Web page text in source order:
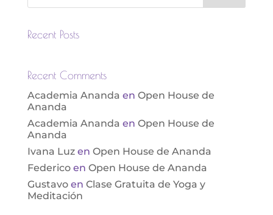
Recent Posts
Recent Comments
Academia Ananda en Open House de
Ananda
Academia Ananda en Open House de
Ananda
Ivana Luzen Open House de Ananda
Federicoen Open House de Ananda
Gustavoen Clase Gratuita de Yoga y
Meditación